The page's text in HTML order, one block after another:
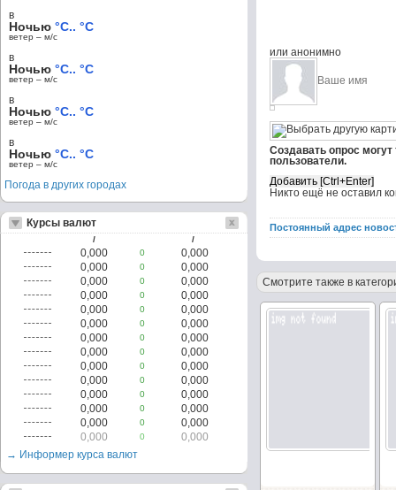
или анонимно
Создавать опрос
пользователи.
Никто ещё не оставил
Постоянный адрес
Смотрите также в
в
Ночью °C.. °C
ветер – м/c
в
Ночью °C.. °C
ветер – м/c
в
Ночью °C.. °C
ветер – м/c
в
Ночью °C.. °C
ветер – м/c
Погода в других городах
Курсы валют
/ /
0,000 0
0,000
0,000
0
0,000
0,000
0
0,000
0,000
0
0,000
0,000
0
0,000
0,000
0
0,000
0,000
0
0,000
0,000
0
0,000
0,000
0
0,000
0,000
0
0,000
0,000
0
0,000
0,000
0
0,000
0,000
0
0,000
0,000
0
0,000
→ Информер курса валют